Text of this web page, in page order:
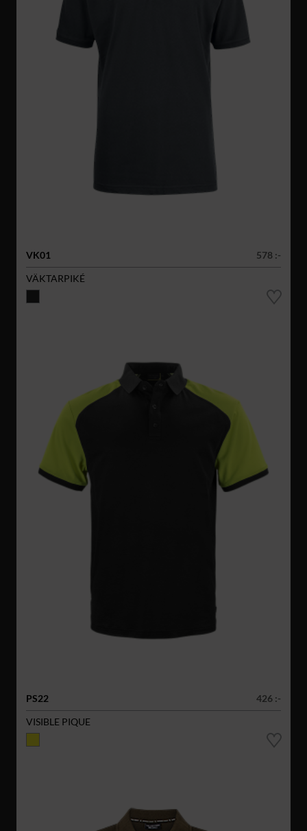
VK01
578 :-
VÄKTARPIKÉ
PS22
426 :-
VISIBLE PIQUE